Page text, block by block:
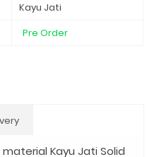
Kayu Jati
Pre Order
Kayu Jati Solid